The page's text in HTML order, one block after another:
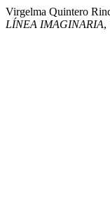
Virgelma Quintero
LÍNEA IMAGINARIA,